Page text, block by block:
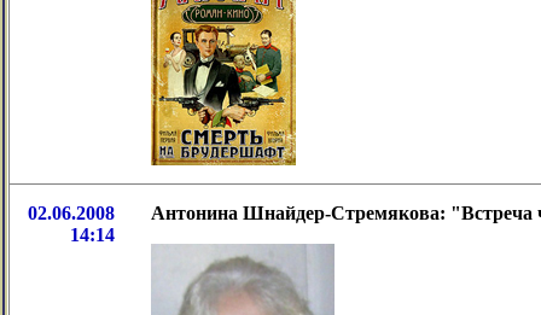
02.06.2008
14:14
Антонина Шнайдер-Стремякова: "Встреча